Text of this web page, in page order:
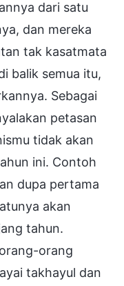
dari satu
dan mereka
tak kasatmata
balik semua itu,
Sebagai
petasan
tidak akan
ini. Contoh
dupa pertama
akan
tahun.
orang
takhayul dan